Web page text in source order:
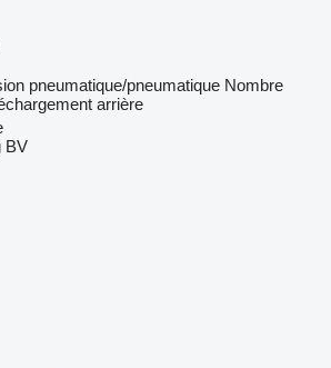
pneumatique/pneumatique Nombre
arrière
BV